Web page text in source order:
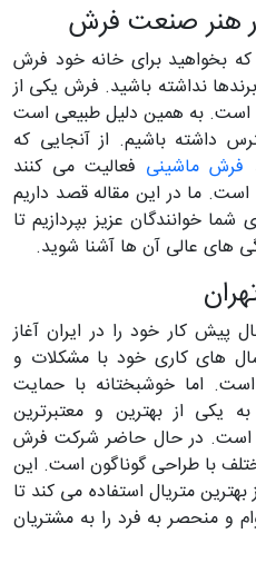
هنر صنعت فرش
که بخواهید برای خانه خود فرش
نداشته باشید. فرش یکی از
است. به همین دلیل طبیعی است
داشته باشیم. از آنجایی که
فرش ماشینی فعالیت می کنند
ما در این مقاله قصد داریم
خوانندگان عزیز بپردازیم تا
های عالی آن ها آشنا شوید.
فرش تهران حدود 20 سال پیش کار خود را در ایران آغاز
های کاری خود با مشکلات و
اما خوشبختانه با حمایت
یکی از بهترین و معتبرترین
است. در حال حاضر شرکت فرش
با طراحی گوناگون است. این
متریال استفاده می کند تا
و منحصر به فرد را به مشتریان